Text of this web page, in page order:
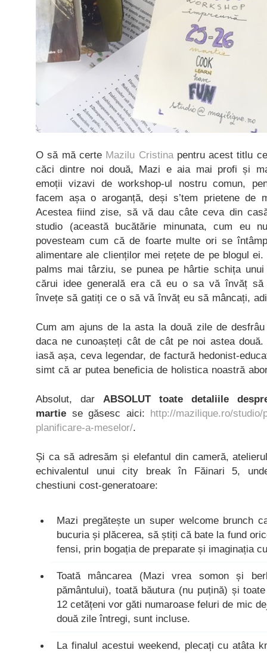
O să mă certe Mazilu Cristinapentru acest titlu
căci dintre noi două, Mazi e aia mai profi și
emoții vizavi de workshop-ul nostru comun,
facem așa o aroganță, deși s’tem prietene de
Acestea fiind zise, să vă dau câte ceva din
studio (această bucătărie minunata, cum eu
povesteam cum că de foarte multe ori se
alimentare ale clienților mei rețete de pe blogul
palms mai târziu, se punea pe hârtie schița
cărui idee generală era că eu o sa vă învăț
învețe să gatiți ce o să vă învăț eu să mâncați,
Cum am ajuns de la asta la două zile de
daca ne cunoașteți cât de cât pe noi astea
iasă așa, ceva legendar, de factură hedonist-
simt că ar putea beneficia de holistica noastră
Absolut, dar ABSOLUT toate detaliile
martie se găsesc aici: http://mazilique.ro/
planificare-a-meselor/.
Și ca să adresăm și elefantul din cameră,
echivalentul unui city break în Făinari 5,
chestiuni cost-generatoare:
Mazi pregătește un super welcome brunch
bucuria și plăcerea, să știți că bate la fund
fensi, prin bogația de preparate și imaginația
Toată mâncarea (Mazi vrea somon și
pământului), toată băutura (nu puțină) și
12 cetățeni vor găti numaroase feluri de mic
două zile întregi, sunt incluse.
La finalul acestui weekend, plecați cu atâta